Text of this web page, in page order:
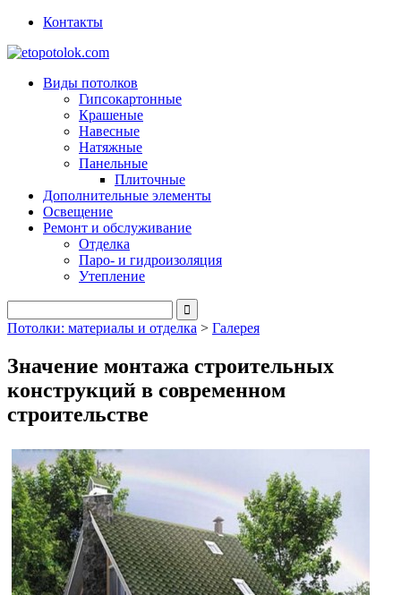
Контакты
Виды потолков
Гипсокартонные
Крашеные
Навесные
Натяжные
Панельные
Плиточные
Дополнительные элементы
Освещение
Ремонт и обслуживание
Отделка
Паро- и гидроизоляция
Утепление
Потолки: материалы и отделка > Галерея
Значение монтажа строительных
конструкций в современном
строительстве